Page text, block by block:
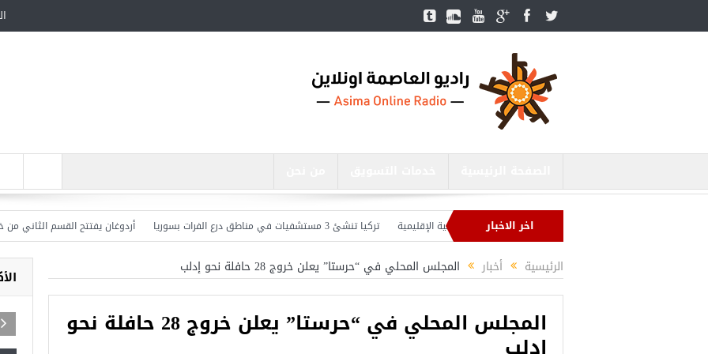
اخر الاخبار
وزير الدفاع التركي يبحث مع نظيره الروسي القضايا الأمنية الإقليمية تركيا تنشئ 3 مستشفيات في مناطق درع الفرات بسوريا
أردوغان يفتتح القسم الثاني من خط
تركيا بصدد إنهاء الاستعدادات لشنّ عملية جديدة في سوريا.. وأردوغان يحذّر
الرئيسية أخبار المجلس المحلي في “حرستا” يعلن خروج 28 حافلة نحو إدلب
المجلس المحلي في “حرستا” يعلن خروج 28 حافلة نحو